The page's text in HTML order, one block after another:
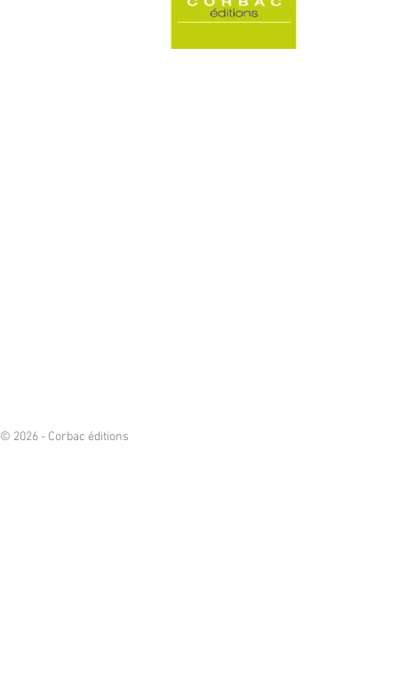
© 2026 - Corbac éditions